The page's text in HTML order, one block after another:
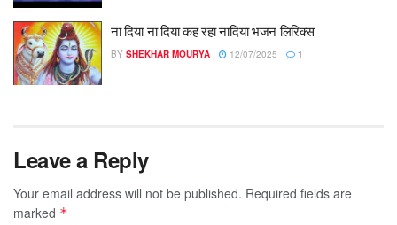
ना दिया ना दिया कह रहा नादिया भजन लिरिक्स
BY SHEKHAR MOURYA 12/07/2025 1
Leave a Reply
Your email address will not be published. Required fields are
marked *